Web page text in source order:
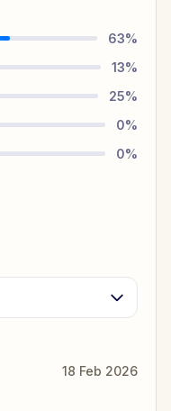
63%
13%
25%
0%
0%
18 Feb 2026